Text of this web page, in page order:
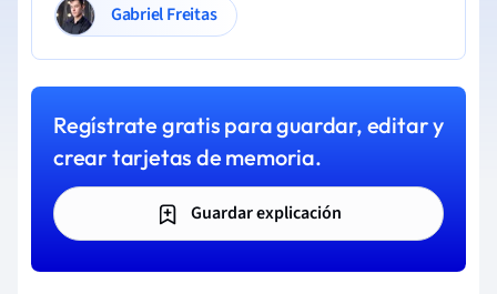
Gabriel Freitas
Regístrate gratis para guardar, editar y
crear tarjetas de memoria.
Guardar explicación